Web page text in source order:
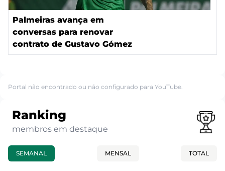
Palmeiras avança em
conversas para renovar
contrato de Gustavo Gómez
Portal não encontrado ou não configurado para YouTube.
Ranking
membros em destaque
SEMANAL MENSAL TOTAL